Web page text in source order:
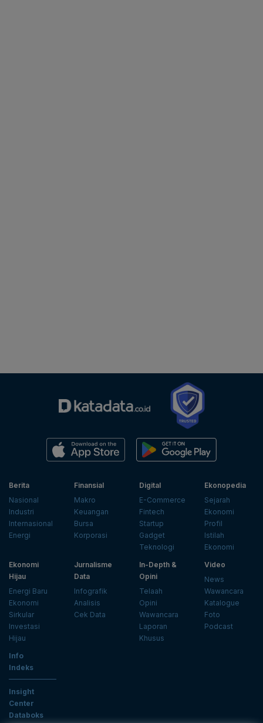
Berita
Nasional
Industri
Internasional
Energi
Finansial
Makro
Keuangan
Bursa
Korporasi
Digital
E-Commerce
Fintech
Startup
Gadget
Teknologi
Ekonopedia
Sejarah
Ekonomi
Profil
Istilah
Ekonomi
Ekonomi
Hijau
Energi Baru
Ekonomi
Sirkular
Investasi
Hijau
Jurnalisme
Data
Infografik
Analisis
Cek Data
In-Depth &
Opini
Telaah
Opini
Wawancara
Laporan
Khusus
Video
News
Wawancara
Katalogue
Foto
Podcast
Info
Indeks
Insight
Center
Databoks